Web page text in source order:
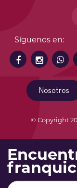
Síguenos en:
Nosotros
© Copyright